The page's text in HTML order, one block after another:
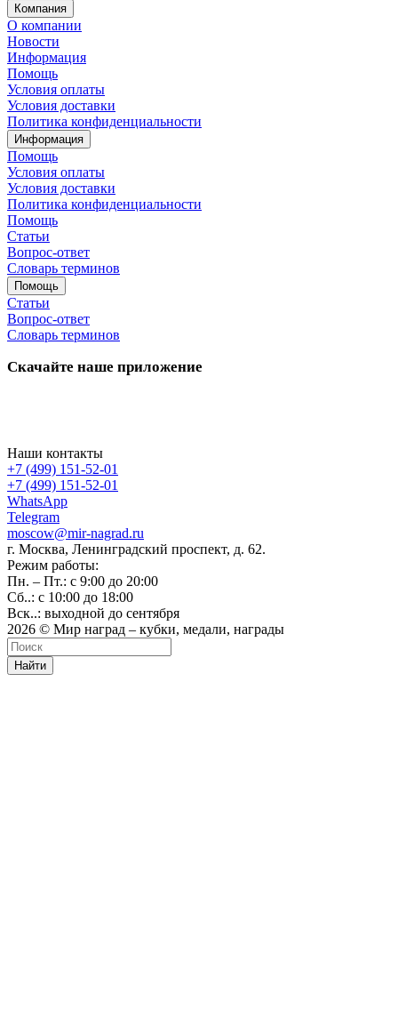
Компания
О компании
Новости
Информация
Помощь
Условия оплаты
Условия доставки
Политика конфиденциальности
Информация
Помощь
Условия оплаты
Условия доставки
Политика конфиденциальности
Помощь
Статьи
Вопрос-ответ
Словарь терминов
Помощь
Статьи
Вопрос-ответ
Словарь терминов
Скачайте наше приложение
Наши контакты
+7 (499) 151-52-01
+7 (499) 151-52-01
WhatsApp
Telegram
moscow@mir-nagrad.ru
г. Москва, Ленинградский проспект, д. 62.
Режим работы:
Пн. – Пт.: с 9:00 до 20:00
Сб..: с 10:00 до 18:00
Вск..: выходной до сентября
2026 © Мир наград – кубки, медали, награды
Найти